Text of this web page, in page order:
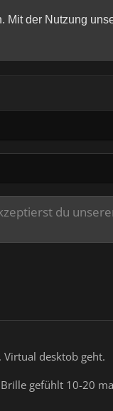
der Nutzung
du
desktob geht.
gefühlt 10-20